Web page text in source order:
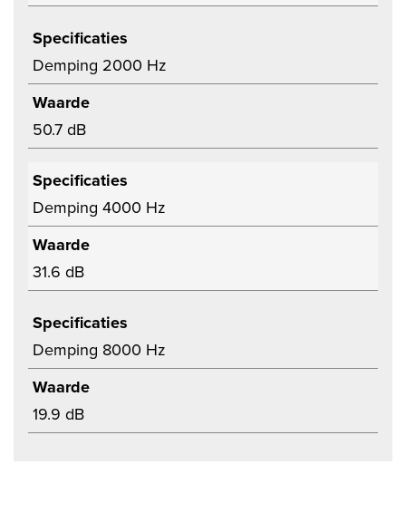
Specificaties
Demping 2000 Hz
Waarde
50.7 dB
Specificaties
Demping 4000 Hz
Waarde
31.6 dB
Specificaties
Demping 8000 Hz
Waarde
19.9 dB